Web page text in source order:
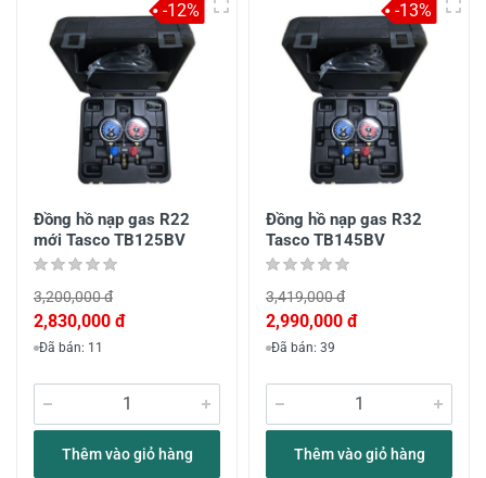
Đồng hồ nạp gas R22
mới Tasco TB125BV
3,200,000 đ
2,830,000 đ
Đã bán: 11
Thêm vào giỏ hàng
-12%
Đồng hồ nạp gas R32
Tasco TB145BV
3,419,000 đ
2,990,000 đ
Đã bán: 39
Thêm vào giỏ hàng
-13%